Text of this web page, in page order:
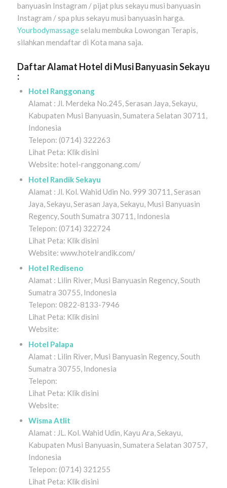
banyuasin Instagram / pijat plus sekayu musi banyuasin
Instagram / spa plus sekayu musi banyuasin harga.
Yourbodymassageselalu membuka Lowongan Terapis,
silahkan mendaftar di Kota mana saja.
Daftar Alamat Hotel di Musi Banyuasin Sekayu
:
Hotel Ranggonang
Alamat : Jl. Merdeka No.245, Serasan Jaya, Sekayu,
Kabupaten Musi Banyuasin, Sumatera Selatan 30711,
Indonesia
Telepon: (0714) 322263
Lihat Peta: Klik disini
Website: hotel-ranggonang.com/
Hotel Randik Sekayu
Alamat : Jl. Kol. Wahid Udin No. 999 30711, Serasan
Jaya, Sekayu, Serasan Jaya, Sekayu, Musi Banyuasin
Regency, South Sumatra 30711, Indonesia
Telepon: (0714) 322724
Lihat Peta: Klik disini
Website: www.hotelrandik.com/
Hotel Rediseno
Alamat : Lilin River, Musi Banyuasin Regency, South
Sumatra 30755, Indonesia
Telepon: 0822-8133-7946
Lihat Peta: Klik disini
Website:
Hotel Palapa
Alamat : Lilin River, Musi Banyuasin Regency, South
Sumatra 30755, Indonesia
Telepon:
Lihat Peta: Klik disini
Website:
Wisma Atlit
Alamat : JL. Kol. Wahid Udin, Kayu Ara, Sekayu,
Kabupaten Musi Banyuasin, Sumatera Selatan 30757,
Indonesia
Telepon: (0714) 321255
Lihat Peta: Klik disini